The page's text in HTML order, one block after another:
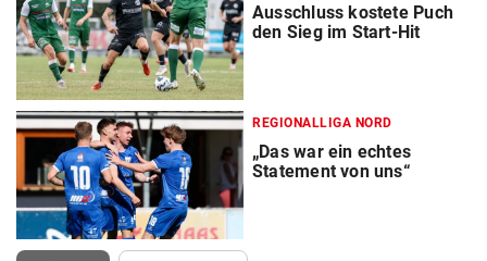
Ausschluss kostete Puch
den Sieg im Start-Hit
REGIONALLIGA NORD
„Das war ein echtes
Statement von uns“